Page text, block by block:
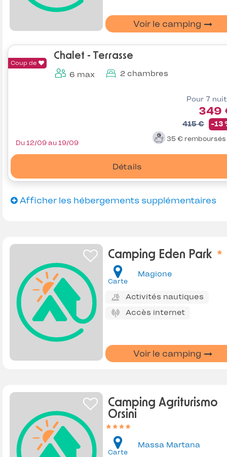
Voir le camping
Coup de
Chalet - Terrasse
6 max 2 chambres
Pour 7
349
415 € -13
35 € remboursés
Détails
Du 12/09 au 19/09
Afficher les hébergements supplémentaires
Camping Eden Park
Carte
Magione
Activités nautiques
Accès internet
Voir le camping
Camping Agriturismo
Orsini
Carte
Massa Martana